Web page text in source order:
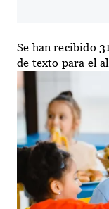
Se han recibido
de texto para el